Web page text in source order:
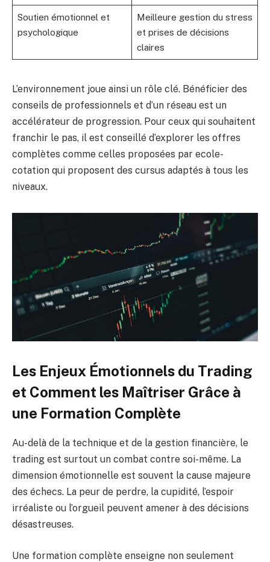
Soutien émotionnel et
psychologique
Meilleure gestion du stress
et prises de décisions
claires
L’environnement joue ainsi un rôle clé. Bénéficier des
conseils de professionnels et d’un réseau est un
accélérateur de progression. Pour ceux qui souhaitent
franchir le pas, il est conseillé d’explorer les offres
complètes comme celles proposées par ecole-
cotation qui proposent des cursus adaptés à tous les
niveaux.
Les Enjeux Émotionnels du Trading
et Comment les Maîtriser Grâce à
une Formation Complète
Au-delà de la technique et de la gestion financière, le
trading est surtout un combat contre soi-même. La
dimension émotionnelle est souvent la cause majeure
des échecs. La peur de perdre, la cupidité, l’espoir
irréaliste ou l’orgueil peuvent amener à des décisions
désastreuses.
Une formation complète enseigne non seulement